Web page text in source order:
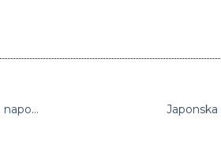
Izplačilo sredstev Poljski je v nasprotju s sodbo Sodišča EU, sodniki napovedujejo tožbo zoper Svet EU